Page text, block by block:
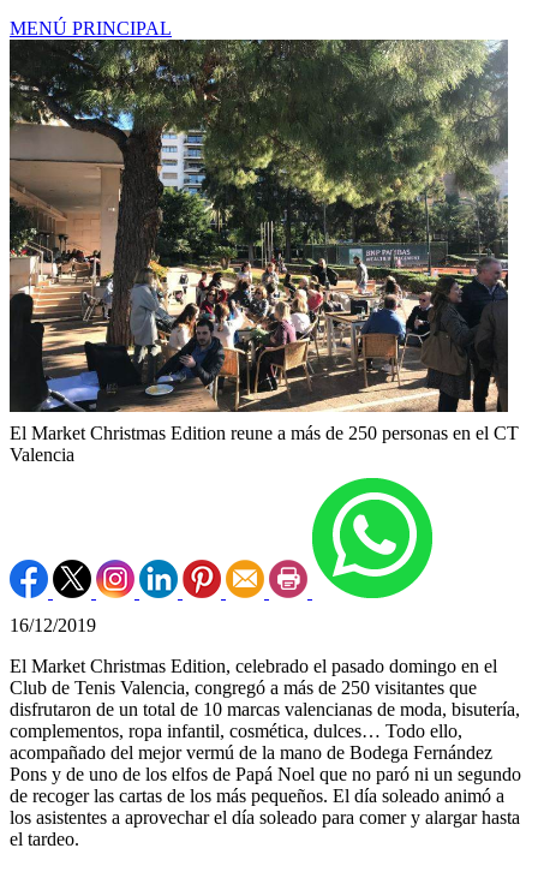
MENÚ PRINCIPAL
El Market Christmas Edition reune a más de 250 personas en el CT
Valencia
16/12/2019
El Market Christmas Edition, celebrado el pasado domingo en el
Club de Tenis Valencia, congregó a más de 250 visitantes que
disfrutaron de un total de 10 marcas valencianas de moda, bisutería,
complementos, ropa infantil, cosmética, dulces… Todo ello,
acompañado del mejor vermú de la mano de Bodega Fernández
Pons y de uno de los elfos de Papá Noel que no paró ni un segundo
de recoger las cartas de los más pequeños. El día soleado animó a
los asistentes a aprovechar el día soleado para comer y alargar hasta
el tardeo.